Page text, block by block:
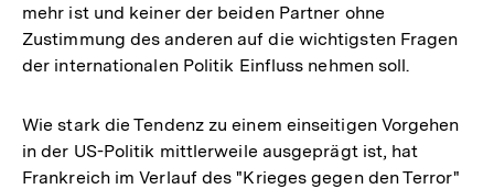
mehr ist und keiner der beiden Partner ohne
Zustimmung des anderen auf die wichtigsten Fragen
der internationalen Politik Einfluss nehmen soll.
Wie stark die Tendenz zu einem einseitigen Vorgehen
in der US-Politik mittlerweile ausgeprägt ist, hat
Frankreich im Verlauf des "Krieges gegen den Terror"